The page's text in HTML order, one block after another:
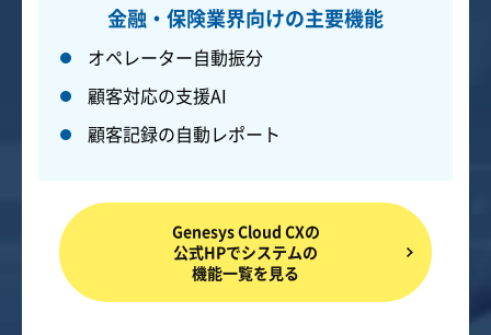
金融・保険業界向けの主要機能
オペレーター自動振分
顧客対応の支援AI
顧客記録の自動レポート
Genesys Cloud CXの
公式HPでシステムの
機能一覧を見る